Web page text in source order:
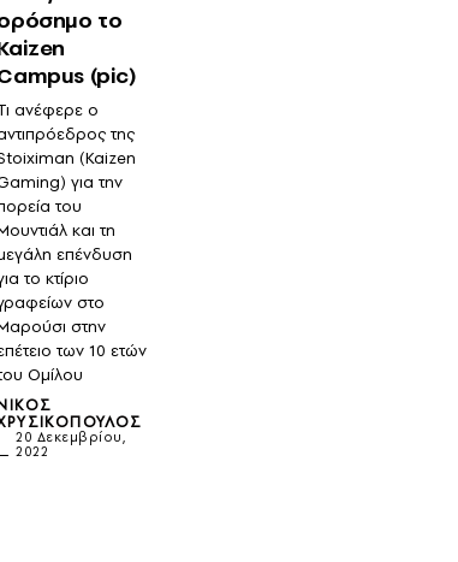
το
(pic)
ανέφερε ο
της
(Kaizen
για την
του
και τη
επένδυση
το κτίριο
στο
στην
των 10 ετών
Ομίλου
20 Δεκεμβρίου,
2022